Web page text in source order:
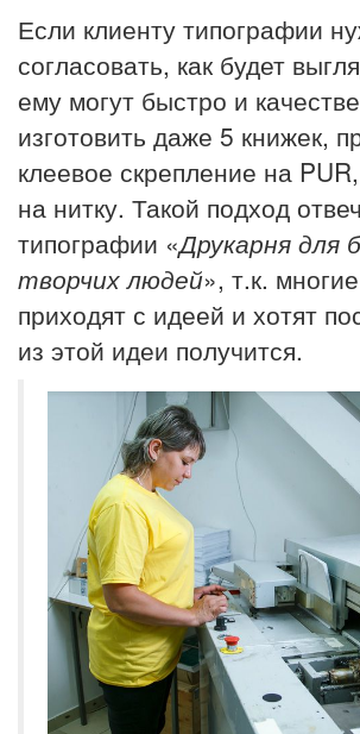
Если клиенту типографии
согласовать, как будет
ему могут быстро и
изготовить даже 5 книжек,
клеевое скрепление на
на нитку. Такой подход
типографии «Друкарня для
творчих людей», т.к.
приходят с идеей и хотят
из этой идеи получится.